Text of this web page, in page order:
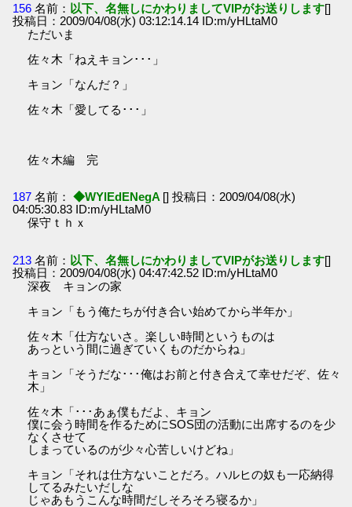
156 名前： 以下、名無しにかわりましてVIPがお送りします[]
投稿日：2009/04/08(水) 03:12:14.14 ID:m/yHLtaM0
ただいま
佐々木「ねえキョン･･･」
キョン「なんだ？」
佐々木「愛してる･･･」
佐々木編 完
187 名前： ◆WYlEdENegA [] 投稿日：2009/04/08(水)
04:05:30.83 ID:m/yHLtaM0
保守ｔｈｘ
213 名前： 以下、名無しにかわりましてVIPがお送りします[]
投稿日：2009/04/08(水) 04:47:42.52 ID:m/yHLtaM0
深夜 キョンの家
キョン「もう俺たちが付き合い始めてから半年か」
佐々木「仕方ないさ。楽しい時間というものは
あっという間に過ぎていくものだからね」
キョン「そうだな･･･俺はお前と付き合えて幸せだぞ、佐々
木」
佐々木「･･･あぁ僕もだよ、キョン
僕に会う時間を作るためにSOS団の活動に出席するのを少
なくさせて
しまっているのが少々心苦しいけどね」
キョン「それは仕方ないことだろ。ハルヒの奴も一応納得
してるみたいだしな
じゃあもうこんな時間だしそろそろ寝るか」